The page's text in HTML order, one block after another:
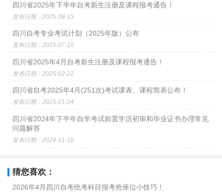
四川省2025年下半年自考新生注册及课程报考通告！
发布日期：2025-08-15
四川自考专业考试计划（2025年版）公布
发布日期：2025-07-10
四川省2025年4月自考新生注册及课程报考通告！
发布日期：2025-02-22
四川省自考2025年4月(251次)考试课表、课程简表公布！
发布日期：2025-01-04
四川省2024年下半年自学考试前置学历初审和毕业证书办理常见
问题解答
发布日期：2024-11-18
猜您喜欢：
2026年4月四川自考统考科目报考抢座位小技巧！